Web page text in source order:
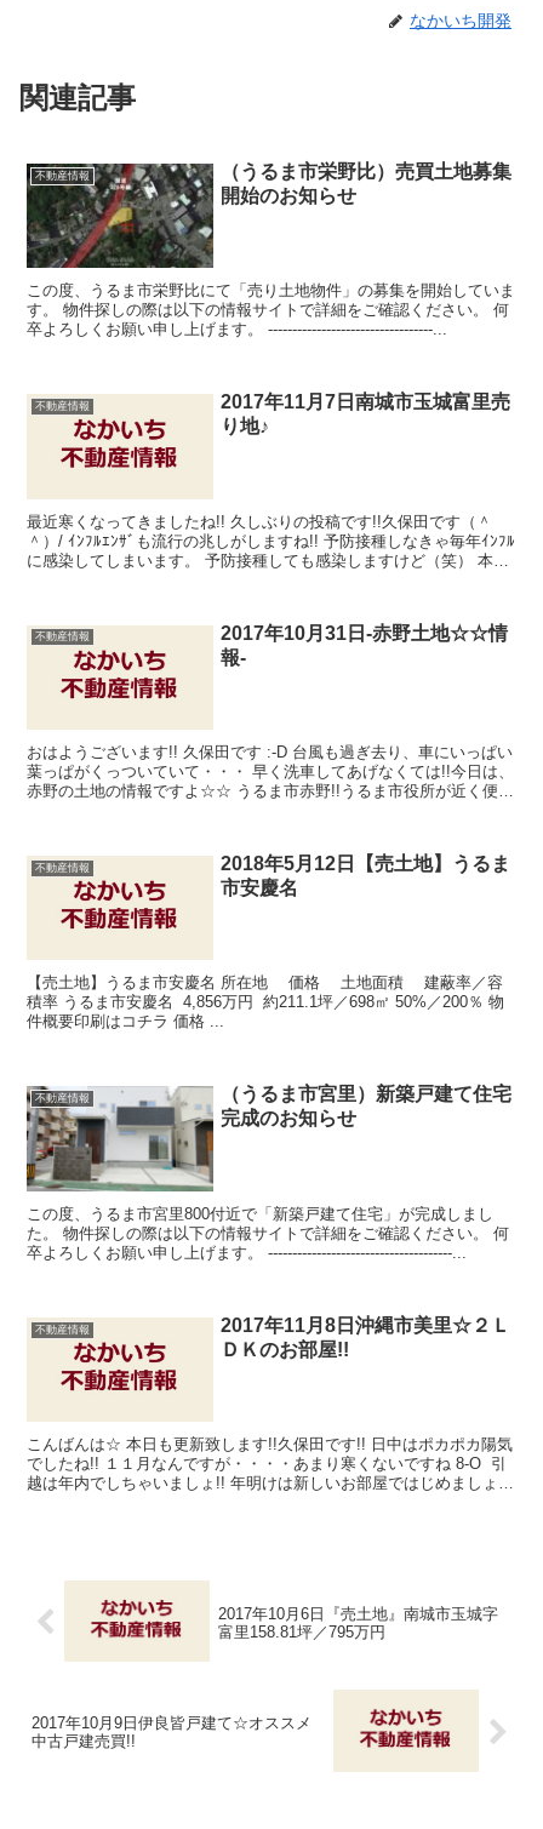
なかいち開発
関連記事
不動産情報
（うるま市栄野比）売買土地募集
開始のお知らせ
この度、うるま市栄野比にて「売り土地物件」の募集を開始していま
す。 物件探しの際は以下の情報サイトで詳細をご確認ください。 何
卒よろしくお願い申し上げます。 ----------------------------------...
不動産情報
2017年11月7日南城市玉城富里売
り地♪
最近寒くなってきましたね!! 久しぶりの投稿です!!久保田です（＾
＾）/ ｲﾝﾌﾙｴﾝｻﾞも流行の兆しがしますね!! 予防接種しなきゃ毎年ｲﾝﾌﾙ
に感染してしまいます。 予防接種しても感染しますけど（笑） 本日
不動産情報
2017年10月31日-赤野土地☆☆情
報-
おはようございます!! 久保田です :-D 台風も過ぎ去り、車にいっぱい
葉っぱがくっついていて・・・ 早く洗車してあげなくては!!今日は、
赤野の土地の情報ですよ☆☆ うるま市赤野!!うるま市役所が近く便利
不動産情報
2018年5月12日【売土地】うるま
市安慶名
【売土地】うるま市安慶名 所在地 価格 土地面積 建蔽率／容
積率 うるま市安慶名 4,856万円 約211.1坪／698㎡ 50%／200％ 物
件概要印刷はコチラ 価格 ...
不動産情報
（うるま市宮里）新築戸建て住宅
完成のお知らせ
この度、うるま市宮里800付近で「新築戸建て住宅」が完成しまし
た。 物件探しの際は以下の情報サイトで詳細をご確認ください。 何
卒よろしくお願い申し上げます。 --------------------------------------...
不動産情報
2017年11月8日沖縄市美里☆２Ｌ
ＤＫのお部屋!!
こんばんは☆ 本日も更新致します!!久保田です!! 日中はポカポカ陽気
でしたね!! １１月なんですが・・・・あまり寒くないですね 8-O 引
越は年内でしちゃいましょ!! 年明けは新しいお部屋ではじめましょ♪
2017年10月6日『売土地』南城市玉城字
富里158.81坪／795万円
2017年10月9日伊良皆戸建て☆オススメ
中古戸建売買!!